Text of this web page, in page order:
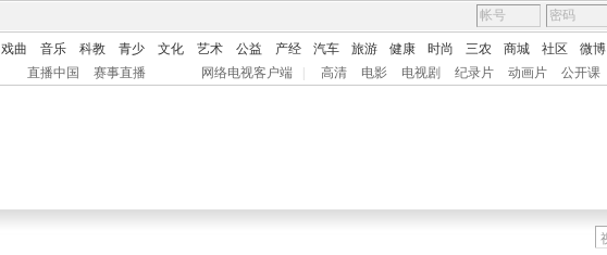
戏曲 音乐 科教 青少 文化 艺术 公益 产经 汽车 旅游 健康 时尚 三农 商城 社区 微博
直播中国 赛事直播 网络电视客户端 高清 电影 电视剧 纪录片 动画片 公开课